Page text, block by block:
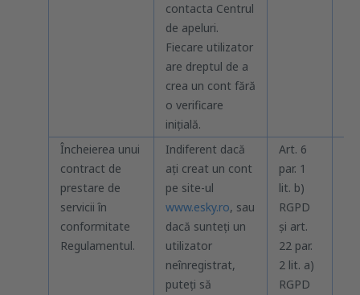
contacta Centrul
de apeluri.
Fiecare utilizator
are dreptul de a
crea un cont fără
o verificare
inițială.
Încheierea unui
contract de
prestare de
servicii în
conformitate
Regulamentul.
Indiferent dacă
ați creat un cont
pe site-ul
www.esky.ro, sau
dacă sunteți un
utilizator
neînregistrat,
puteți să
Art. 6
par. 1
lit. b)
RGPD
și art.
22 par.
2 lit. a)
RGPD